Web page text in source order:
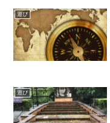
遊び
遊び